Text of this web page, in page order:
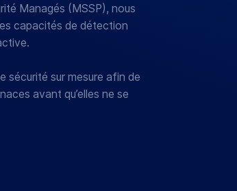
Managés (MSSP), nous
capacités de détection
sécurité sur mesure afin de
avant qu’elles ne se